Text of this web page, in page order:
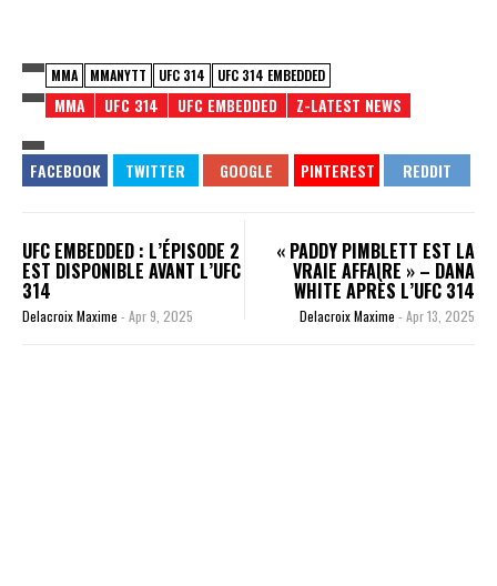
MMA MMANYTT UFC 314 UFC 314 EMBEDDED
MMA UFC 314 UFC EMBEDDED Z-LATEST NEWS
UFC EMBEDDED : L’ÉPISODE 2
EST DISPONIBLE AVANT L’UFC
314
Delacroix Maxime - Apr 9, 2025
« PADDY PIMBLETT EST LA
VRAIE AFFAIRE » – DANA
WHITE APRÈS L’UFC 314
Delacroix Maxime - Apr 13, 2025